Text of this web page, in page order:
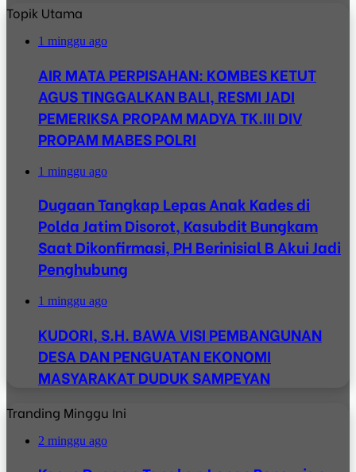
Topik Utama
1 minggu ago
AIR MATA PERPISAHAN: KOMBES KETUT
AGUS TINGGALKAN BALI, RESMI JADI
PEMERIKSA PROPAM MADYA TK.III DIV
PROPAM MABES POLRI
1 minggu ago
Dugaan Tangkap Lepas Anak Kades di
Polda Jatim Disorot, Kasubdit Bungkam
Saat Dikonfirmasi, PH Berinisial B Akui Jadi
Penghubung
1 minggu ago
KUDORI, S.H. BAWA VISI PEMBANGUNAN
DESA DAN PENGUATAN EKONOMI
MASYARAKAT DUDUK SAMPEYAN
Tranding Minggu Ini
2 minggu ago